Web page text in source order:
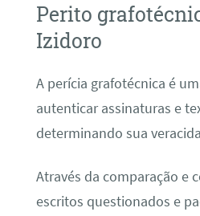
Perito
Izidoro
A perícia grafotécnica é
autenticar assinaturas e
determinando sua
Através da comparação e
escritos questionados e